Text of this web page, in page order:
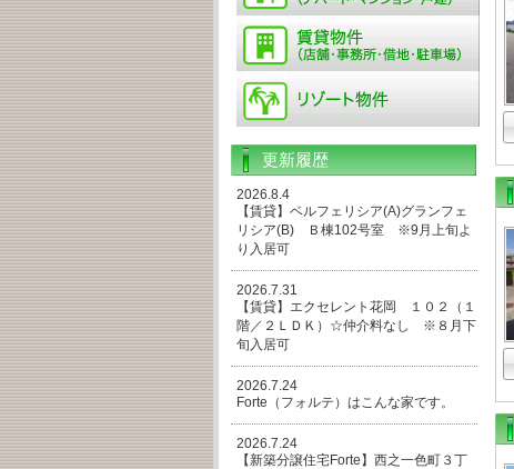
更新履歴
2026.8.4
【賃貸】ベルフェリシア(A)グランフェ
リシア(B) Ｂ棟102号室 ※9月上旬よ
り入居可
2026.7.31
【賃貸】エクセレント花岡 １０２（１
階／２ＬＤＫ）☆仲介料なし ※８月下
旬入居可
2026.7.24
Forte（フォルテ）はこんな家です。
2026.7.24
【新築分譲住宅Forte】西之一色町３丁